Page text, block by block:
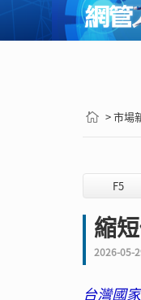
> 市場
F5
縮
2026-05-
台灣國